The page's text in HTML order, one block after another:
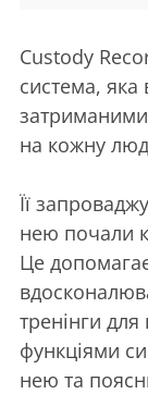
Custody
система, яка
на кожну
Її
нею почали
Це
тренінги для
функціями
нею та